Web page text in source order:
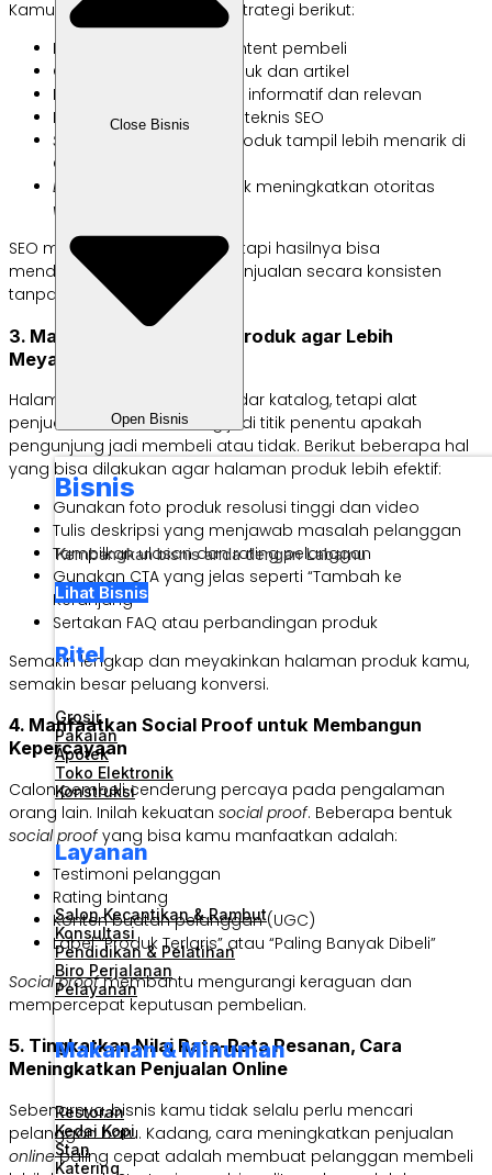
Close Bisnis
Open Bisnis
Bisnis
Kembangkan bisnis anda dengan Labamu
Lihat Bisnis
Ritel
Grosir
Pakaian
Apotek
Toko Elektronik
Konstruksi
Layanan
Salon Kecantikan & Rambut
Konsultasi
Pendidikan & Pelatihan
Biro Perjalanan
Pelayanan
Makanan & Minuman
Restoran
Kedai Kopi
Stan
Katering
Kamu bisa lebih fokus pada strategi berikut:
Riset kata kunci sesuai intent pembeli
Optimasi halaman produk dan artikel
Konten berkualitas yang informatif dan relevan
Kecepatan website dan teknis SEO
Schema markup
agar produk tampil lebih menarik di
Google
Backlink
berkualitas untuk meningkatkan otoritas
website
SEO memang butuh waktu, tetapi hasilnya bisa
mendatangkan
dan penjualan secara konsisten
tanpa biaya iklan.
3. Maksimalkan Halaman Produk agar Lebih
Meyakinkan
Halaman produk bukan sekadar katalog, tetapi alat
penjualan utama. Ini sering jadi titik penentu apakah
pengunjung jadi membeli atau tidak. Berikut beberapa hal
yang bisa dilakukan agar halaman produk lebih efektif:
Gunakan foto produk resolusi tinggi dan video
Tulis deskripsi yang menjawab masalah pelanggan
Tampilkan ulasan dan rating pelanggan
Gunakan CTA yang jelas seperti “Tambah ke
Keranjang”
Sertakan FAQ atau perbandingan produk
Semakin lengkap dan meyakinkan halaman produk kamu,
semakin besar peluang konversi.
4. Manfaatkan Social Proof untuk Membangun
Kepercayaan
Calon pembeli cenderung percaya pada pengalaman
orang lain. Inilah kekuatan social proof. Beberapa bentuk
social proofyang bisa kamu manfaatkan adalah:
Testimoni pelanggan
Rating bintang
Konten buatan pelanggan (UGC)
Label “Produk Terlaris” atau “Paling Banyak Dibeli”
Social proofmembantu mengurangi keraguan dan
mempercepat keputusan pembelian.
5. Tingkatkan Nilai Rata-Rata Pesanan, Cara
Meningkatkan Penjualan Online
Sebenarnya, bisnis kamu tidak selalu perlu mencari
pelanggan baru. Kadang, cara meningkatkan penjualan
onlinepaling cepat adalah membuat pelanggan membeli